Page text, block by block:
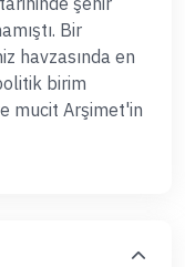
Bir
havzasında en
birim
mucit Arşimet'in